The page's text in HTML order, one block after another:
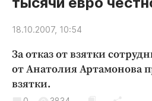
Статьи
Народные новости
Благоустройство
Криминал
18.10.2007, 10:54
За отказ от взятки
от Анатолия Артамонова
взятки.